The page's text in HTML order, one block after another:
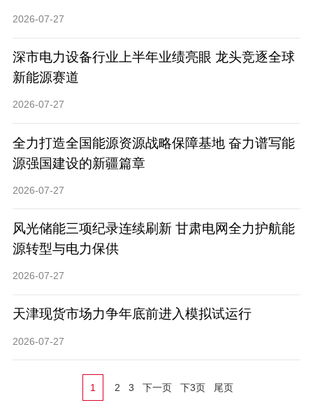
2026-07-27
深市电力设备行业上半年业绩亮眼 龙头竞逐全球
新能源赛道
2026-07-27
全力打造全国能源资源战略保障基地 奋力谱写能
源强国建设的新疆篇章
2026-07-27
风光储能三项纪录连续刷新 甘肃电网全力护航能
源转型与电力保供
2026-07-27
天津现货市场力争年底前进入模拟试运行
2026-07-27
1 2 3 下一页 下3页 尾页